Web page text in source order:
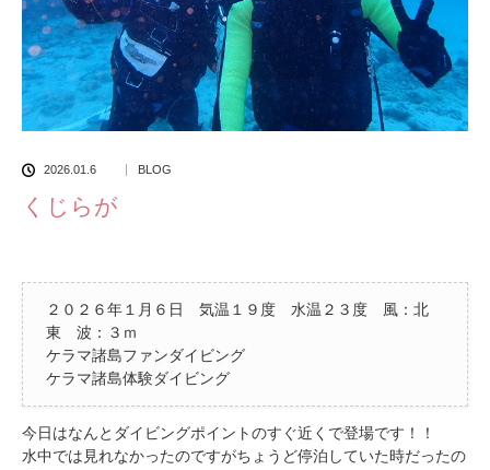
2026.01.6 BLOG
くじらが
２０２６年１月６日 気温１９度 水温２３度 風：北
東 波：３ｍ
ケラマ諸島ファンダイビング
ケラマ諸島体験ダイビング
今日はなんとダイビングポイントのすぐ近くで登場です！！
水中では見れなかったのですがちょうど停泊していた時だったの